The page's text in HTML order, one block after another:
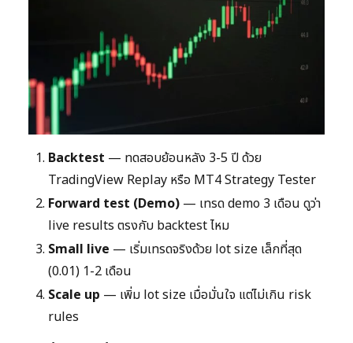
Backtest — ทดสอบย้อนหลัง 3-5 ปี ด้วย
TradingView Replay หรือ MT4 Strategy Tester
Forward test (Demo) — เทรด demo 3 เดือน ดูว่า
live results ตรงกับ backtest ไหม
Small live — เริ่มเทรดจริงด้วย lot size เล็กที่สุด
(0.01) 1-2 เดือน
Scale up — เพิ่ม lot size เมื่อมั่นใจ แต่ไม่เกิน risk
rules